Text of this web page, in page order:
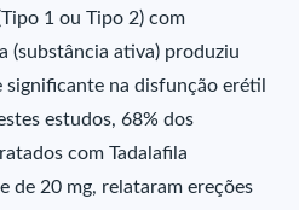
1 ou Tipo 2) com
(substância ativa) produziu
na disfunção erétil
estudos, 68% dos
com Tadalafila
de 20 mg, relataram ereções